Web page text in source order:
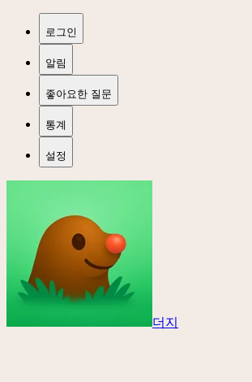
로그인
알림
좋아요한 질문
통계
설정
더지